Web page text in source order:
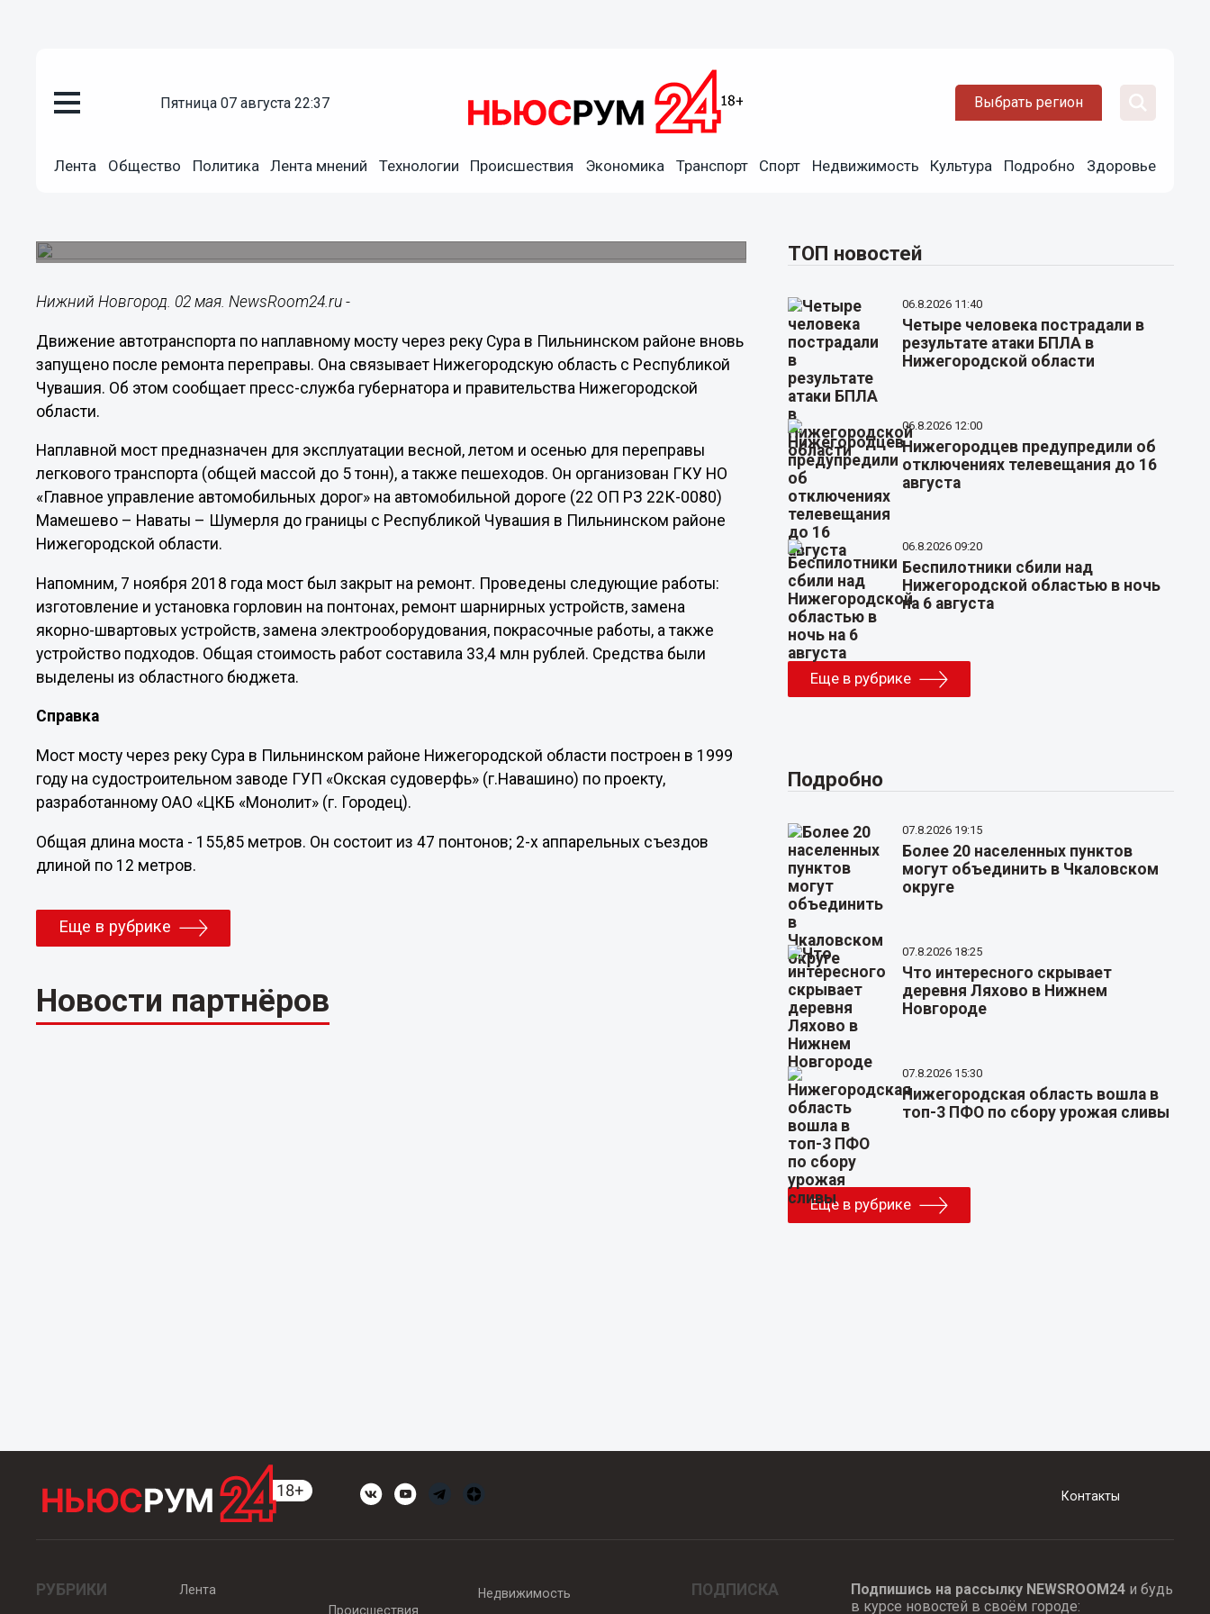
пятница 07 августа 22:37 Выбрать регион
Лента Общество Политика Лента мнений Технологии Происшествия Экономика Транспорт Спорт Недвижимость Культура Подробно Здоровье
Наплавной мост через Суру открылся в Пильнинском
Нижний Новгород. 02 мая. NewsRoom24.ru -
Движение автотранспорта по наплавному мосту через реку Сура в Пильнинском районе вновь
запущено после ремонта переправы. Она связывает Нижегородскую область с Республикой
Чувашия. Об этом сообщает пресс-служба губернатора и правительства Нижегородской
области.
Наплавной мост предназначен для эксплуатации весной, летом и осенью для переправы
легкового транспорта (общей массой до 5 тонн), а также пешеходов. Он организован ГКУ НО
«Главное управление автомобильных дорог» на автомобильной дороге (22 ОП РЗ 22К-0080)
Мамешево – Наваты – Шумерля до границы с Республикой Чувашия в Пильнинском районе
Нижегородской области.
Напомним, 7 ноября 2018 года мост был закрыт на ремонт. Проведены следующие работы:
изготовление и установка горловин на понтонах, ремонт шарнирных устройств, замена
якорно-швартовых устройств, замена электрооборудования, покрасочные работы, а также
устройство подходов. Общая стоимость работ составила 33,4 млн рублей. Средства были
выделены из областного бюджета.
Справка
Мост мосту через реку Сура в Пильнинском районе Нижегородской области построен в 1999
году на судостроительном заводе ГУП «Окская судоверфь» (г.Навашино) по проекту,
разработанному ОАО «ЦКБ «Монолит» (г. Городец).
Общая длина моста - 155,85 метров. Он состоит из 47 понтонов; 2-х аппарельных съездов
длиной по 12 метров.
Еще в рубрике
Новости партнёров
ТОП новостей
06.8.2026 11:40
Четыре человека пострадали в
результате атаки БПЛА в
Нижегородской области
06.8.2026 12:00
Нижегородцев предупредили об
отключениях телевещания до 16
августа
06.8.2026 09:20
Беспилотники сбили над
Нижегородской областью в ночь
на 6 августа
Еще в рубрике
Подробно
07.8.2026 19:15
Более 20 населенных пунктов
могут объединить в Чкаловском
округе
07.8.2026 18:25
Что интересного скрывает
деревня Ляхово в Нижнем
Новгороде
07.8.2026 15:30
Нижегородская область вошла в
топ-3 ПФО по сбору урожая сливы
Еще в рубрике
Контакты
РУБРИКИ
Лента
Происшествия
Недвижимость ПОДПИСКА Подпишись на рассылку NEWSROOM24и будь
в курсе новостей в своём городе: